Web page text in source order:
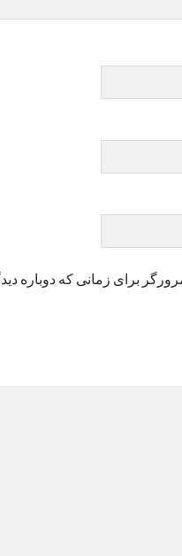
برای زمانی که دوباره